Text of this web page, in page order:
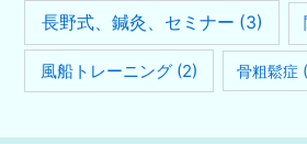
長野式、鍼灸、セミナー (3)
風船トレーニング (2) 骨粗鬆症